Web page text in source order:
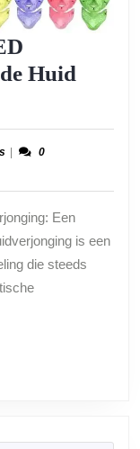
Huid
emotion-
0
Een
is een
die steeds